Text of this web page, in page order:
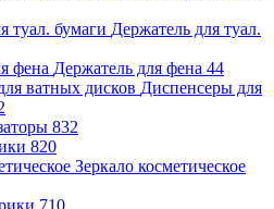
Держатель для туал.
Держатель для фена 44
Диспенсеры для
832
820
Зеркало косметическое
710